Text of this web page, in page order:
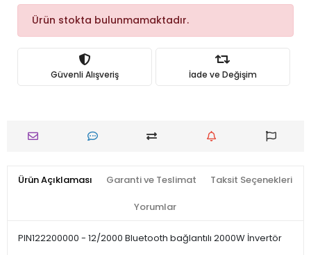
Ürün stokta bulunmamaktadır.
Güvenli Alışveriş İade ve Değişim
Ürün Açıklaması Garanti ve Teslimat Taksit Seçenekleri
Yorumlar
PIN122200000 - 12/2000 Bluetooth bağlantılı 2000W İnvertör